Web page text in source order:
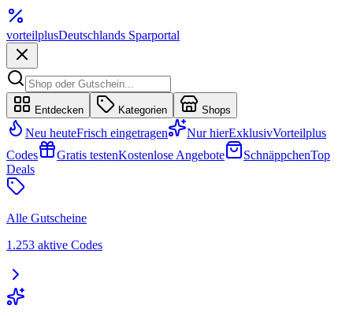
vorteilplusDeutschlands Sparportal
Entdecken Kategorien Shops
Neu heuteFrisch eingetragen Nur hierExklusivVorteilplus
Codes
Gratis testenKostenlose Angebote SchnäppchenTop
Deals
Alle Gutscheine
1.253 aktive Codes